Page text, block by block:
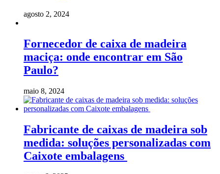
agosto 2, 2024
Fornecedor de caixa de madeira
maciça: onde encontrar em São
Paulo?
maio 8, 2024
Fabricante de caixas de madeira sob
medida: soluções personalizadas com
Caixote embalagens